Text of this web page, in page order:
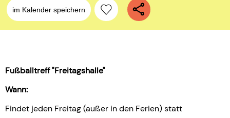
im Kalender speichern
Fußballtreff "Freitagshalle"
Wann:
Findet jeden Freitag (außer in den Ferien) statt